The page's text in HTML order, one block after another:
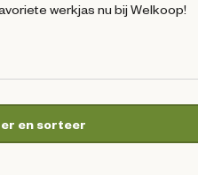
werkjas nu bij Welkoop!
en sorteer